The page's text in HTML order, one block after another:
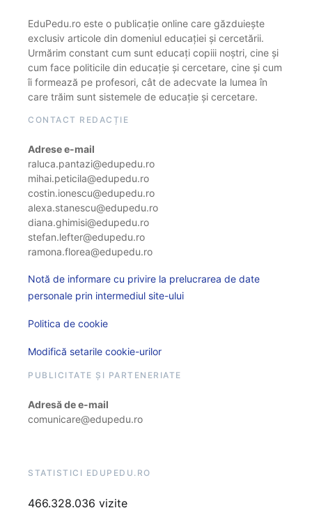
EduPedu.ro este o publicație online care găzduiește
exclusiv articole din domeniul educației și cercetării.
Urmărim constant cum sunt educați copiii noștri, cine și
cum face politicile din educație și cercetare, cine și cum
îi formează pe profesori, cât de adecvate la lumea în
care trăim sunt sistemele de educație și cercetare.
CONTACT REDACȚIE
Adrese e-mail
raluca.pantazi@edupedu.ro
mihai.peticila@edupedu.ro
costin.ionescu@edupedu.ro
alexa.stanescu@edupedu.ro
diana.ghimisi@edupedu.ro
stefan.lefter@edupedu.ro
ramona.florea@edupedu.ro
Notă de informare cu privire la prelucrarea de date
personale prin intermediul site-ului
Politica de cookie
Modifică setarile cookie-urilor
PUBLICITATE ȘI PARTENERIATE
Adresă de e-mail
comunicare@edupedu.ro
STATISTICI EDUPEDU.RO
466.328.036 vizite